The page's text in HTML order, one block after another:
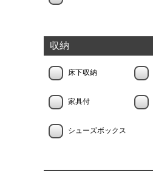
収納
床下収納
家具付
シューズボックス